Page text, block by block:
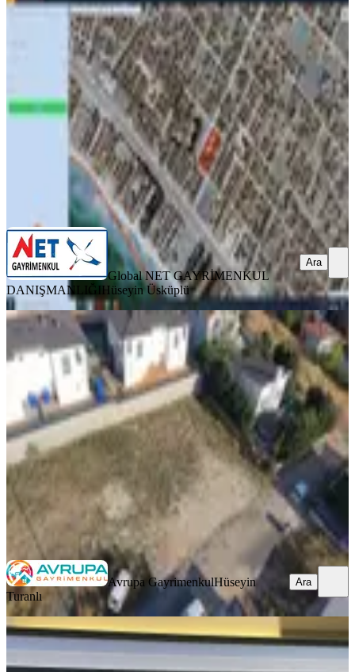
20.sokakta Satılık Takas Olur
Tekirdağ, Marmaraereğlisi
182 m² ·13.187/m² ·27.07.2026
2.400.000 ₺
Global NET GAYRİMENKUL DANIŞMANLIĞIHüseyin
Global NET GAYRİMENKUL
DANIŞMANLIĞIHüseyin Üsküplü
Ara
%4
Çorlu Önerlerde Çift Villalık Arsa 420
M2
Tekirdağ, Çorlu
420 m²·25.595/m² ·26.07.2026
10.750.000 ₺ 11.250.000 ₺
Avrupa Gayrimenkul Hüseyin Turanlı
Avrupa GayrimenkulHüseyin
Turanlı
Ara
Brn Çelik İnşaat'tan Tekirdağ
Marmara Ereğlisi İmarlı Arsa